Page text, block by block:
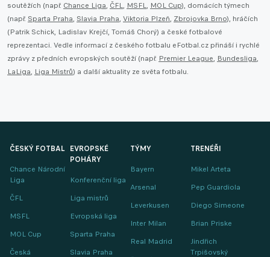
soutěžích (např. Chance Liga, ČFL, MSFL, MOL Cup), domácích týmech
(např. Sparta Praha, Slavia Praha, Viktoria Plzeň, Zbrojovka Brno), hráčích
(Patrik Schick, Ladislav Krejčí, Tomáš Chorý) a české fotbalové
reprezentaci. Vedle informací z českého fotbalu eFotbal.cz přináší i rychlé
zprávy z předních evropských soutěží (např. Premier League, Bundesliga,
LaLiga, Liga Mistrů) a další aktuality ze světa fotbalu.
ČESKÝ FOTBAL
Chance Národní
Liga
ČFL
MSFL
MOL Cup
Česká
EVROPSKÉ
POHÁRY
Konferenční liga
Liga mistrů
Evropská liga
Sparta Praha
Slavia Praha
TÝMY
Bayern
Arsenal
Leverkusen
Inter Milan
Real Madrid
TRENÉŘI
Mikel Arteta
Pep Guardiola
Diego Simeone
Brian Priske
Jindřich
Trpišovský